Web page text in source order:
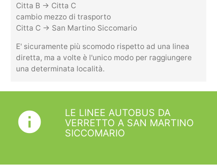
Citta B -> Citta C
cambio mezzo di trasporto
Citta C -> San Martino Siccomario
E' sicuramente più scomodo rispetto ad una linea
diretta, ma a volte è l'unico modo per raggiungere
una determinata località.
info
LE LINEE AUTOBUS DA
VERRETTO A SAN MARTINO
SICCOMARIO